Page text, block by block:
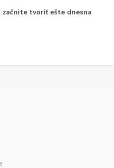
tvoriť ešte dnesna